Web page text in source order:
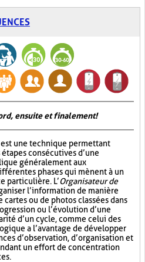
ensuite et finalement!
une technique permettant
consécutives d’une
généralement aux
phases qui mènent à un
particulière. L’Organisateur de
l’information de manière
cartes ou de photos classées dans
ou l’évolution d’une
d’un cycle, comme celui des
a l’avantage de développer
d’observation, d’organisation et
un effort de concentration